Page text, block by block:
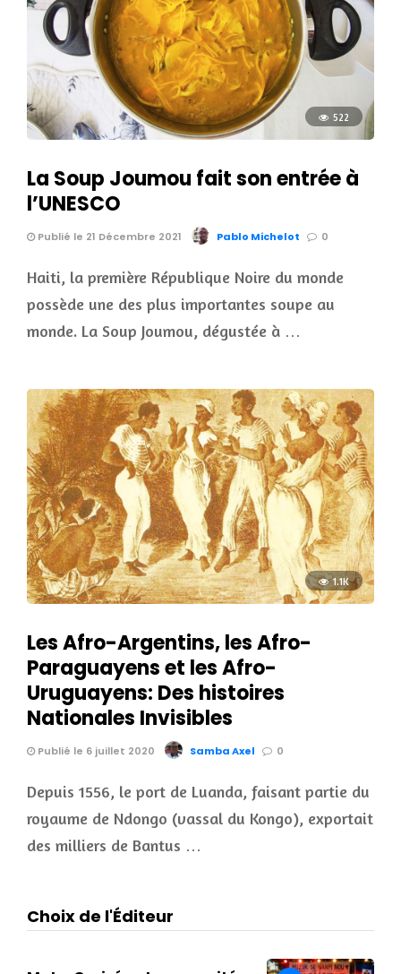
522
La Soup Joumou fait son entrée à
l’UNESCO
Publié le 21 Décembre 2021 Pablo Michelot 0
Haiti, la première République Noire du monde
possède une des plus importantes soupe au
monde. La Soup Joumou, dégustée à …
1.1K
Les Afro-Argentins, les Afro-
Paraguayens et les Afro-
Uruguayens: Des histoires
Nationales Invisibles
Publié le 6 juillet 2020 Samba Axel 0
Depuis 1556, le port de Luanda, faisant partie du
royaume de Ndongo (vassal du Kongo), exportait
des milliers de Bantus …
Choix de l'Éditeur